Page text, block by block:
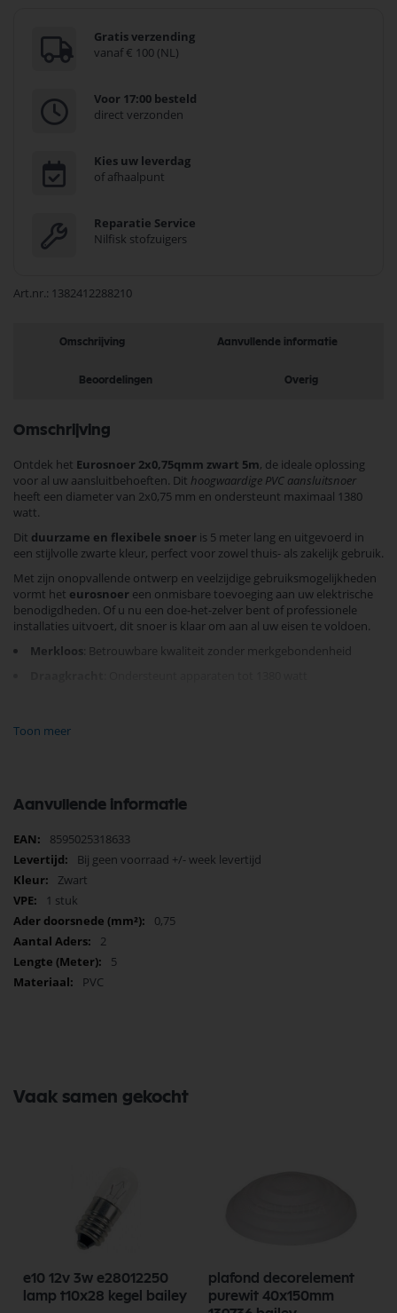
Gratis verzending
vanaf € 100 (NL)
Voor 17:00 besteld
direct verzonden
Kies uw leverdag
of afhaalpunt
Reparatie Service
Nilfisk stofzuigers
Art.nr. 1382412288210
Omschrijving Aanvullende informatie
Beoordelingen Overig
Omschrijving
Ontdek het Eurosnoer 2x0,75qmm zwart 5m, de ideale oplossing
voor al uw aansluitbehoeften. Dit hoogwaardige PVC aansluitsnoer
heeft een diameter van 2x0,75 mm en ondersteunt maximaal 1380
watt.
Dit duurzame en flexibele snoer is 5 meter lang en uitgevoerd in
een stijlvolle zwarte kleur, perfect voor zowel thuis- als zakelijk gebruik.
Met zijn onopvallende ontwerp en veelzijdige gebruiksmogelijkheden
vormt het eurosnoer een onmisbare toevoeging aan uw elektrische
benodigdheden. Of u nu een doe-het-zelver bent of professionele
installaties uitvoert, dit snoer is klaar om aan al uw eisen te voldoen.
Merkloos: Betrouwbare kwaliteit zonder merkgebondenheid
Mis deze kans niet om uw aansluitmogelijkheden te optimaliseren met
Toon meer
Aanvullende informatie
Meer
informatie
8595025318633
Bij geen voorraad +/- week levertijd
Zwart
1 stuk
0,75
2
5
PVC
Vaak samen gekocht
e10 12v 3w e28012250
lamp t10x28 kegel bailey
plafond decorelement
purewit 40x150mm